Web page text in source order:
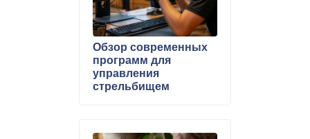
Обзор современных
программ для
управления
стрельбищем